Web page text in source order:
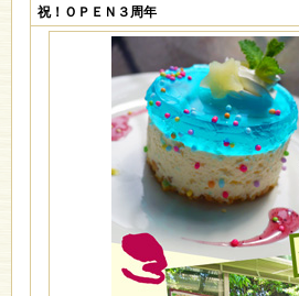
祝！ＯＰＥＮ３周年